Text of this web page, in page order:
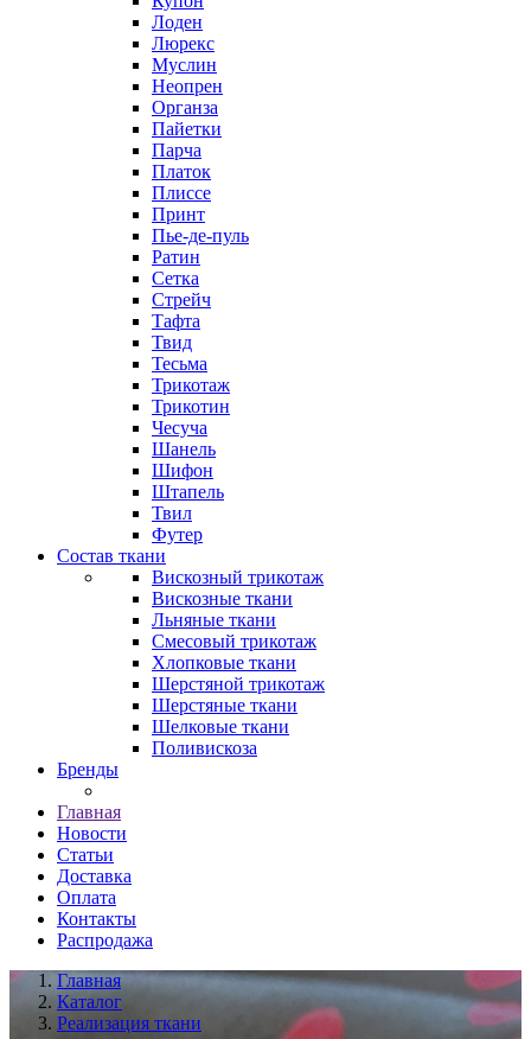
Лоден
Люрекс
Муслин
Неопрен
Органза
Пайетки
Парча
Платок
Плиссе
Принт
Пье-де-пуль
Ратин
Сетка
Стрейч
Тафта
Твид
Тесьма
Трикотаж
Трикотин
Чесуча
Шанель
Шифон
Штапель
Твил
Футер
Состав ткани
Вискозный трикотаж
Вискозные ткани
Льняные ткани
Смесовый трикотаж
Хлопковые ткани
Шерстяной трикотаж
Шерстяные ткани
Шелковые ткани
Поливискоза
Бренды
Главная
Новости
Статьи
Доставка
Оплата
Контакты
Распродажа
Главная
Каталог
Реализация ткани